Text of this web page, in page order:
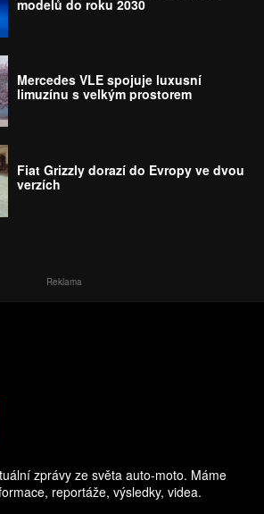
modelů do roku 2030
Mercedes VLE spojuje luxusní
limuzínu s velkým prostorem
Fiat Grizzly dorazí do Evropy ve dvou
verzích
Reklama
zprávy ze světa auto-moto. Máme
reportáže, výsledky, videa.